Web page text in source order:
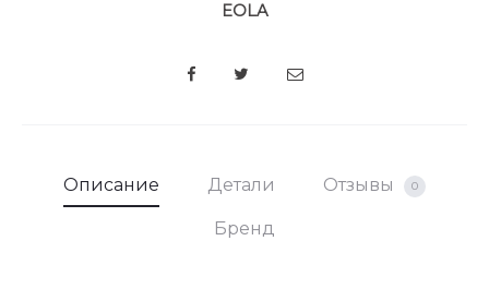
EOLA
SHARE
Описание Детали Отзывы 0
Бренд